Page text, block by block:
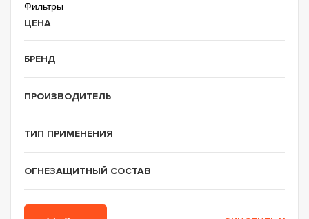
Фильтры
ЦЕНА
БРЕНД
ПРОИЗВОДИТЕЛЬ
ТИП ПРИМЕНЕНИЯ
ОГНЕЗАЩИТНЫЙ СОСТАВ